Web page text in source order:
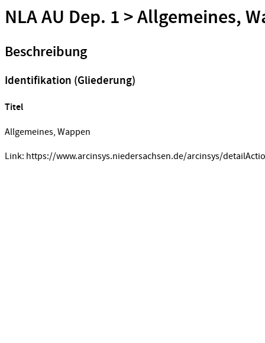
NLA AU Dep. 1 > Allgemeines,
Beschreibung
Identifikation (Gliederung)
Titel
Allgemeines, Wappen
Link: https://www.arcinsys.niedersachsen.de/arcinsys/